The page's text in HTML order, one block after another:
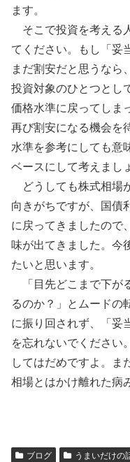
ます。
そこで投資を考える
てください。もし「妥
まだ割安だと思うなら
投資対象のひとつとし
価格水準に戻ってしま
再び割安になる機会を
水準を参考にしても意
ベースにして考えまし
どうしても株式相場
向きがちですが、国債
に戻ってきましたので
味が出てきました。今
たいと思います。
「目先どこまで下が
るのか？」とムードの
に振り回されず、「妥
を忘れないでください
してはだめですよ。ま
相場とはかけ離れた病
ブログ うまいだけの